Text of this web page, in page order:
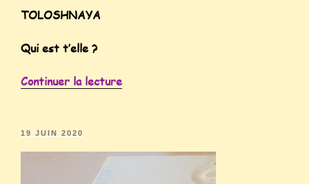
TOLOSHNAYA
Qui est t’elle ?
Continuer la lecture
19 JUIN 2020